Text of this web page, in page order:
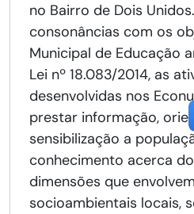
no Bairro de Dois
consonâncias com os
Municipal de Educação
Lei nº 18.083/2014, as
desenvolvidas nos
prestar informação,
sensibilização a
conhecimento acerca
dimensões que
socioambientais locais,